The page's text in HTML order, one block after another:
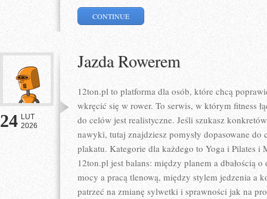
CONTINUE
24 LUT
2026
Jazda Rowerem
12ton.pl to platforma dla osób, które chcą
wkręcić się w rower. To serwis, w którym fitness
do celów jest realistyczne. Jeśli szukasz
nawyki, tutaj znajdziesz pomysły dopasowane do
plakatu. Kategorie dla każdego to Yoga i Pilates i
12ton.pl jest balans: między planem a dbałością
mocy a pracą tlenową, między stylem jedzenia a
patrzeć na zmianę sylwetki i sprawności jak na